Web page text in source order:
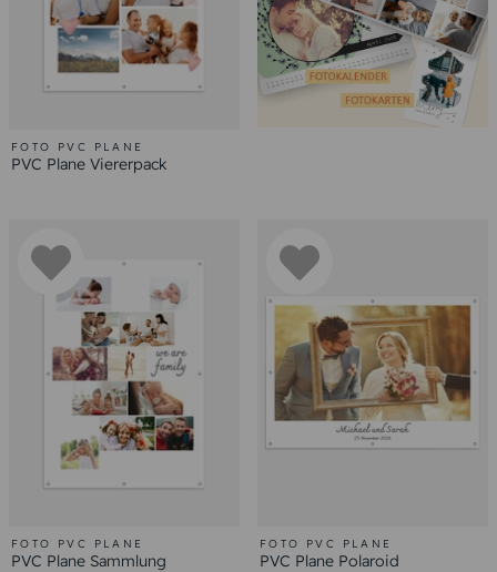
FOTO PVC PLANE
PVC Plane Viererpack
FOTO PVC PLANE
PVC Plane Sammlung
FOTO PVC PLANE
PVC Plane Polaroid